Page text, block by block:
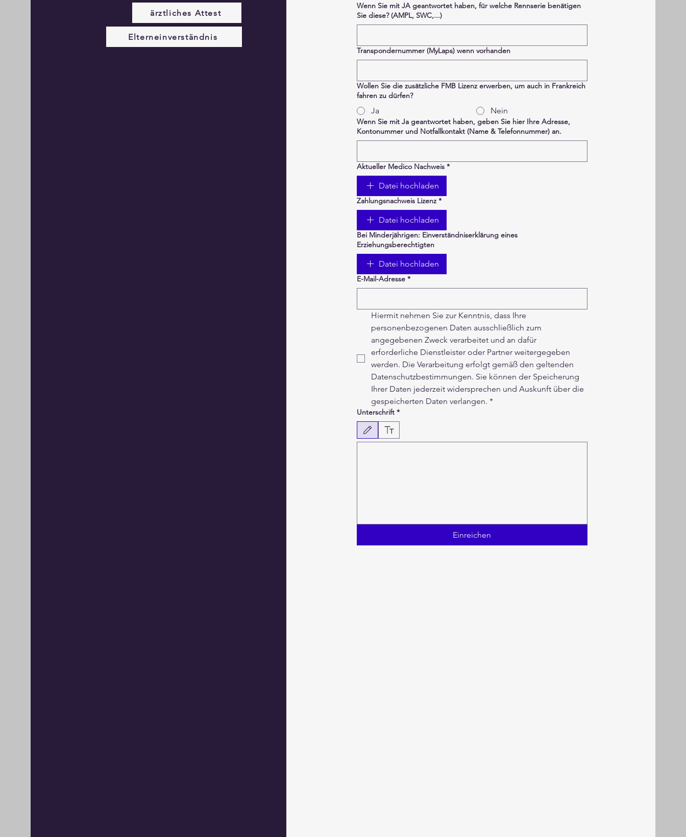
ärztliches Attest
Elterneinverständnis
Wenn Sie mit JA geantwortet haben, für welche Rennserie benätigen
Sie diese? (AMPL, SWC,...)
Transpondernummer (MyLaps) wenn vorhanden
Wollen Sie die zusätzliche FMB Lizenz erwerben, um auch in Frankreich
fahren zu dürfen?
Ja Nein
Wenn Sie mit Ja geantwortet haben, geben Sie hier Ihre Adresse,
Kontonummer und Notfallkontakt (Name & Telefonnummer) an.
Aktueller Medico Nachweis *
Datei hochladen
Zahlungsnachweis Lizenz *
Datei hochladen
Bei Minderjährigen: Einverständniserklärung eines
Erziehungsberechtigten
Datei hochladen
E-Mail-Adresse *
Hiermit nehmen Sie zur Kenntnis, dass Ihre
personenbezogenen Daten ausschließlich zum
angegebenen Zweck verarbeitet und an dafür
erforderliche Dienstleister oder Partner weitergegeben
werden. Die Verarbeitung erfolgt gemäß den geltenden
Datenschutzbestimmungen. Sie können der Speicherung
Ihrer Daten jederzeit widersprechen und Auskunft über die
gespeicherten Daten verlangen. *
Unterschrift *
Zeichenmodus ausgewählt. Zum Zeichnen ist eine Maus oder ein Tastaturfeld erforderlich. Für Barrierefreiheit über die Tastatur, wähle
Einreichen